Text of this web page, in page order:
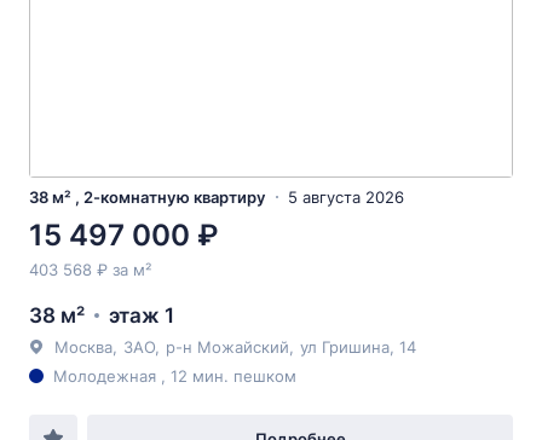
38 м² , 2-комнатную квартиру 5 августа 2026
15 497 000 ₽
403 568 ₽ за м²
38 м² этаж 1
Москва ЗАО р-н Можайский ул Гришина , 14
Молодежная , 12 мин. пешком